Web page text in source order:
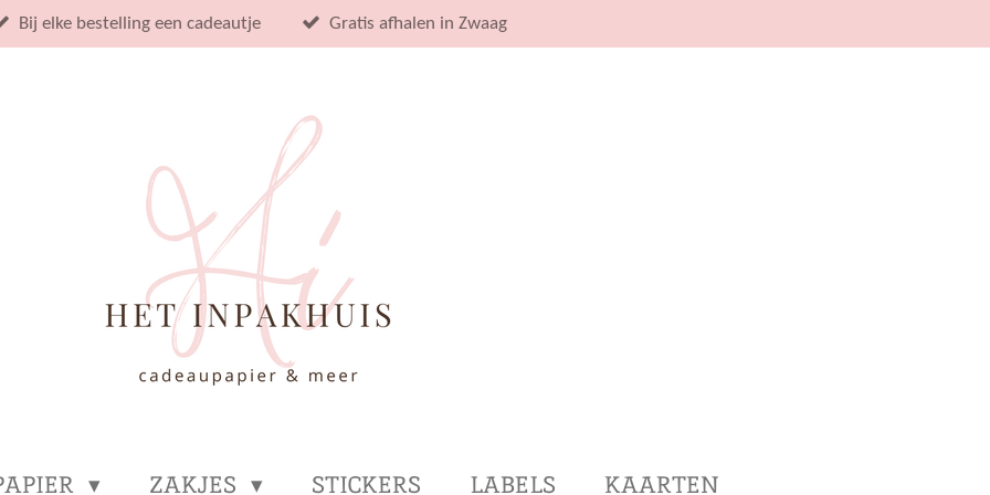
Bij elke bestelling een cadeautje Gratis afhalen in Zwaag
ZAKJES STICKERS LABELS
KAARTEN